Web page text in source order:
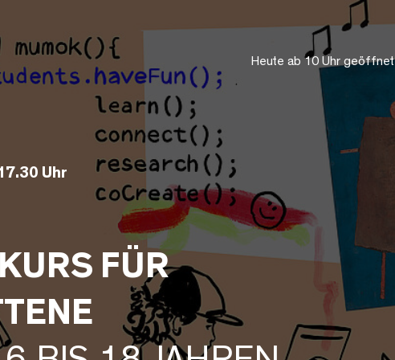
Heute ab 10 Uhr geöffnet
Uhr
FÜR